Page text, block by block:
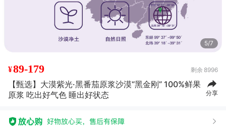
5/7
¥89-179 剩余 8996
【甄选】大漠紫光·黑番茄原浆沙漠“黑金刚” 100%鲜果
原浆 吃出好气色 睡出好状态
分享